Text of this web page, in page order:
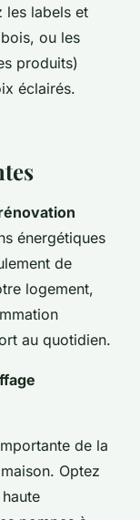
les labels et
ou les
produits)
éclairés.
énergétiques
de
logement,
au quotidien.
de la
Optez